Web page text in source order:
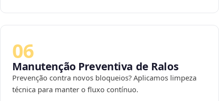
06
Manutenção Preventiva de Ralos
Prevenção contra novos bloqueios? Aplicamos limpeza
técnica para manter o fluxo contínuo.